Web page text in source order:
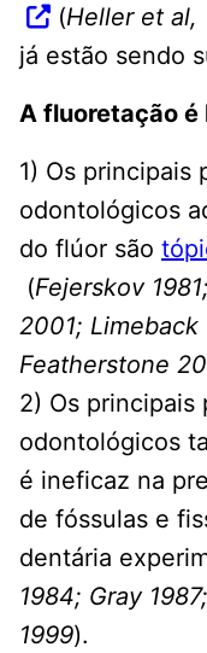
(Heller et al,
já estão sendo
A fluoretação é
1) Os principais
odontológicos
do flúor são
(Fejerskov
2001; Limeback
Featherstone
2) Os principais
odontológicos
é ineficaz na
de fóssulas e
dentária
1984; Gray
1999).